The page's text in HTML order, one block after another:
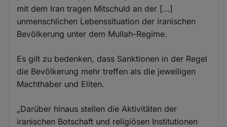
mit dem Iran tragen Mitschuld an der […]
unmenschlichen Lebenssituation der iranischen
Bevölkerung unter dem Mullah-Regime.
Es gilt zu bedenken, dass Sanktionen in der Regel
die Bevölkerung mehr treffen als die jeweiligen
Machthaber und Eliten.
„Darüber hinaus stellen die Aktivitäten der
iranischen Botschaft und religiösen Institutionen